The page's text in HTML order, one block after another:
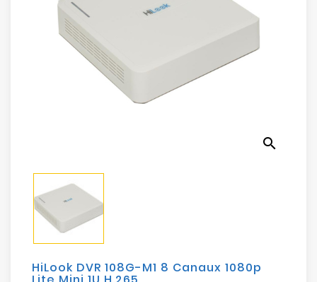
Electroménager
Sécurité
Mobilités
Loisirs
search
HiLook DVR 108G-M1 8 Canaux 1080p